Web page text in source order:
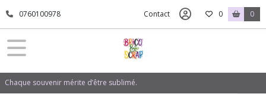
0760100978 Contact 0 0
Chaque souvenir mérite d’être sublimé.